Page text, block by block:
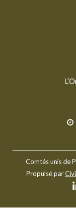
Comtés unis de
Propulsé par